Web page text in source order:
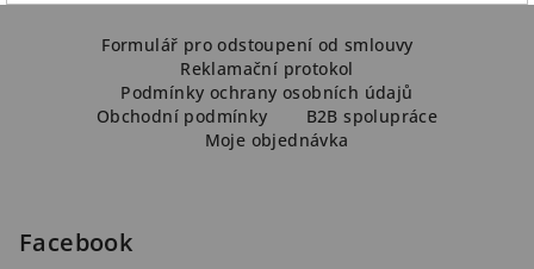
Formulář pro odstoupení od smlouvy
Reklamační protokol
Podmínky ochrany osobních údajů
Obchodní podmínky
B2B spolupráce
Moje objednávka
Facebook